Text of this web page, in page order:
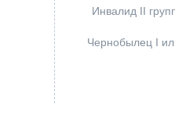
Инвалид II
Чернобылец I